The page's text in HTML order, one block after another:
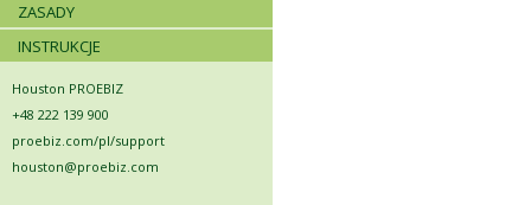
ZASADY
INSTRUKCJE
Houston PROEBIZ
+48 222 139 900
proebiz.com/pl/support
houston@proebiz.com